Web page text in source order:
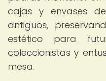
cajas y envases
antiguos,
estético para
coleccionistas y
mesa.